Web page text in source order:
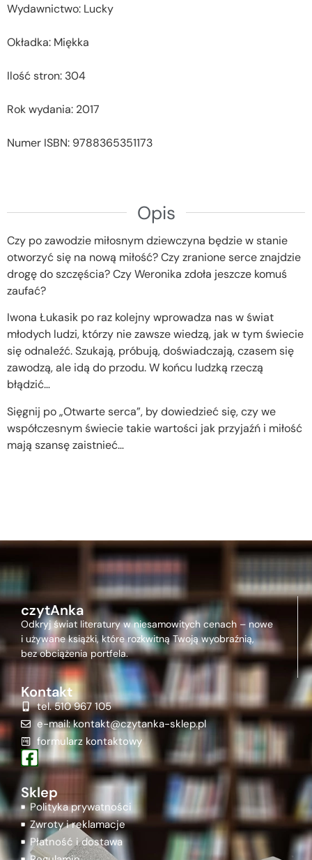
Wydawnictwo: Lucky
Okładka: Miękka
Ilość stron: 304
Rok wydania: 2017
Numer ISBN: 9788365351173
Opis
Czy po zawodzie miłosnym dziewczyna będzie w stanie
otworzyć się na nową miłość? Czy zranione serce znajdzie
drogę do szczęścia? Czy Weronika zdoła jeszcze komuś
zaufać?
Iwona Łukasik po raz kolejny wprowadza nas w świat
młodych ludzi, którzy nie zawsze wiedzą, jak w tym świecie
się odnaleźć. Szukają, próbują, doświadczają, czasem się
zawodzą, ale idą do przodu. W końcu ludzką rzeczą
błądzić…
Sięgnij po „Otwarte serca”, by dowiedzieć się, czy we
współczesnym świecie takie wartości jak przyjaźń i miłość
mają szansę zaistnieć…
czytAnka
Odkryj świat literatury w niesamowitych cenach – nowe
i używane książki, które rozkwitną Twoją wyobraźnią,
bez obciążenia portfela.
Kontakt
tel. 510 967 105
e-mail: kontakt@czytanka-sklep.pl
formularz kontaktowy
Sklep
Polityka prywatności
Zwroty i reklamacje
Płatność i dostawa